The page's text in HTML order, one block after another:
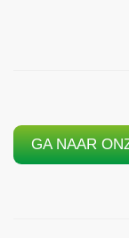
GA NAAR